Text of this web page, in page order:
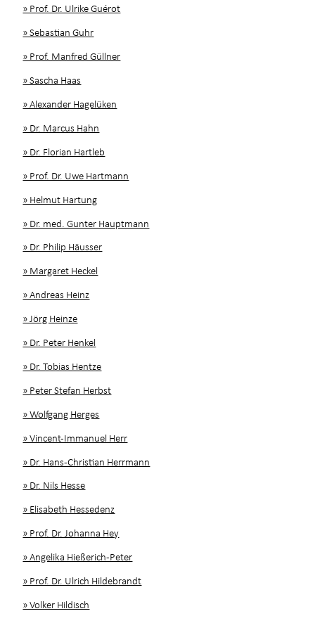
» Prof. Dr. Ulrike Guérot
» Sebastian Guhr
» Prof. Manfred Güllner
» Sascha Haas
» Alexander Hagelüken
» Dr. Marcus Hahn
» Dr. Florian Hartleb
» Prof. Dr. Uwe Hartmann
» Helmut Hartung
» Dr. med. Gunter Hauptmann
» Dr. Philip Häusser
» Margaret Heckel
» Andreas Heinz
» Jörg Heinze
» Dr. Peter Henkel
» Dr. Tobias Hentze
» Peter Stefan Herbst
» Wolfgang Herges
» Vincent-Immanuel Herr
» Dr. Hans-Christian Herrmann
» Dr. Nils Hesse
» Elisabeth Hessedenz
» Prof. Dr. Johanna Hey
» Angelika Hießerich-Peter
» Prof. Dr. Ulrich Hildebrandt
» Volker Hildisch